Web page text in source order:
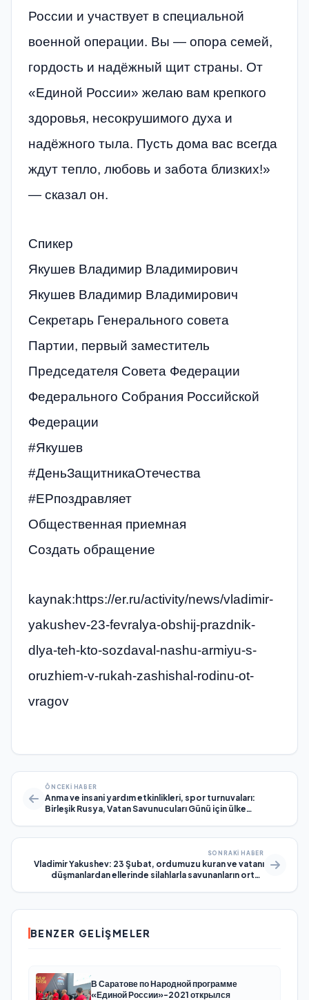
России и участвует в специальной
военной операции. Вы — опора семей,
гордость и надёжный щит страны. От
«Единой России» желаю вам крепкого
здоровья, несокрушимого духа и
надёжного тыла. Пусть дома вас всегда
ждут тепло, любовь и забота близких!»
— сказал он.
Спикер
Якушев Владимир Владимирович
Якушев Владимир Владимирович
Секретарь Генерального совета
Партии, первый заместитель
Председателя Совета Федерации
Федерального Собрания Российской
Федерации
#Якушев
#ДеньЗащитникаОтечества
#ЕРпоздравляет
Общественная приемная
Создать обращение
kaynak:https://er.ru/activity/news/vladimir-
yakushev-23-fevralya-obshij-prazdnik-
dlya-teh-kto-sozdaval-nashu-armiyu-s-
oruzhiem-v-rukah-zashishal-rodinu-ot-
vragov
ÖNCEKI HABER
Anma ve insani yardım etkinlikleri, spor turnuvaları:
Birleşik Rusya, Vatan Savunucuları Günü için ülke
SONRAKI HABER
Vladimir Yakushev: 23 Şubat, ordumuzu kuran ve vatanı
düşmanlardan ellerinde silahlarla savunanların ortak
BENZER GELIŞMELER
В Саратове по Народной программе
«Единой России»-2021 открылся